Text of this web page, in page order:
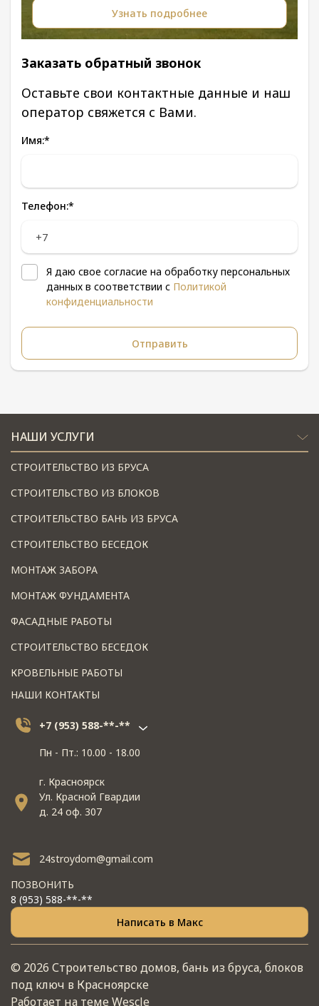
Узнать подробнее
Заказать обратный звонок
Оставьте свои контактные данные и наш
оператор свяжется с Вами.
Имя:*
Телефон:*
Я даю свое согласие на обработку персональных
данных в соответствии с Политикой
конфиденциальности
НАШИ УСЛУГИ
СТРОИТЕЛЬСТВО ИЗ БРУСА
СТРОИТЕЛЬСТВО ИЗ БЛОКОВ
СТРОИТЕЛЬСТВО БАНЬ ИЗ БРУСА
СТРОИТЕЛЬСТВО БЕСЕДОК
МОНТАЖ ЗАБОРА
МОНТАЖ ФУНДАМЕНТА
ФАСАДНЫЕ РАБОТЫ
СТРОИТЕЛЬСТВО БЕСЕДОК
КРОВЕЛЬНЫЕ РАБОТЫ
НАШИ КОНТАКТЫ
+7 (953) 588-**-**
Пн - Пт.: 10.00 - 18.00
г. Красноярск
Ул. Красной Гвардии
д. 24 оф. 307
24stroydom@gmail.com
ПОЗВОНИТЬ
8 (953) 588-**-**
Написать в Макс
© 2026 Строительство домов, бань из бруса, блоков
под ключ в Красноярске
Работает на темеWescle